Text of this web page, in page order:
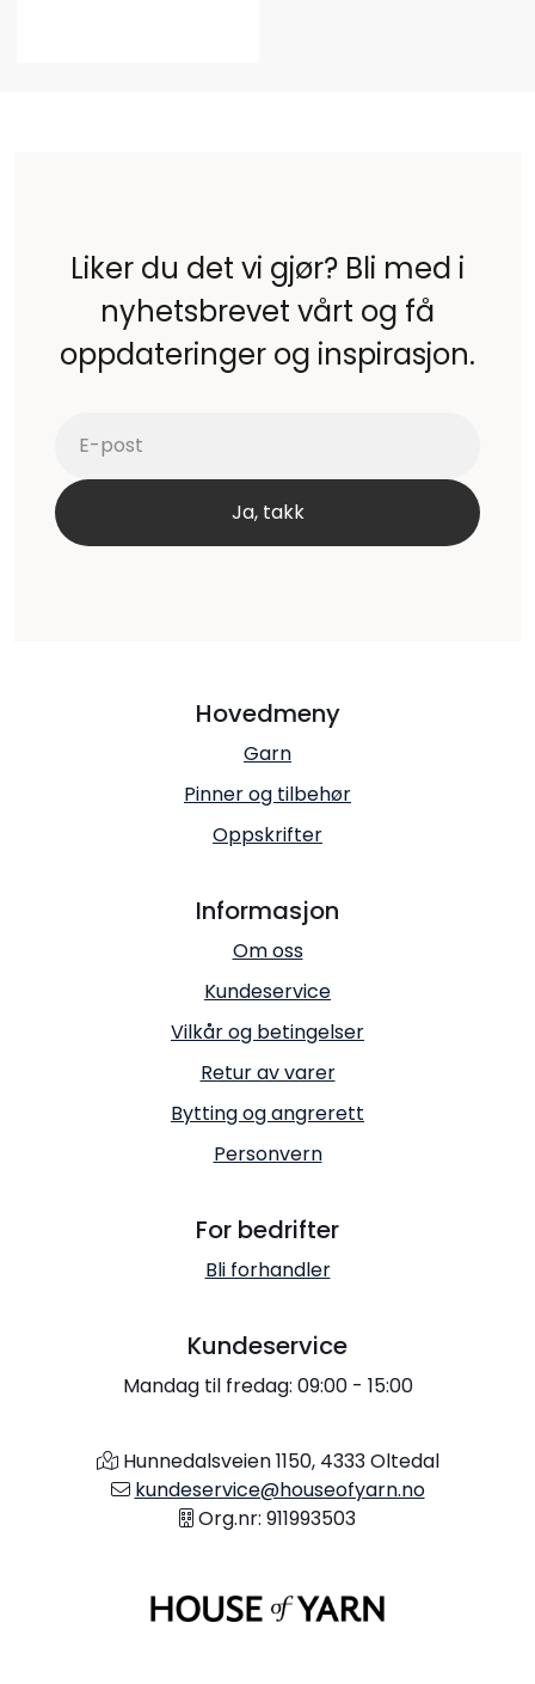
Liker du det vi gjør? Bli med i
nyhetsbrevet vårt og få
oppdateringer og inspirasjon.
Hovedmeny
Garn
Pinner og tilbehør
Oppskrifter
Informasjon
Om oss
Kundeservice
Vilkår og betingelser
Retur av varer
Bytting og angrerett
Personvern
For bedrifter
Bli forhandler
Kundeservice
Mandag til fredag: 09:00 - 15:00
Hunnedalsveien 1150, 4333 Oltedal
kundeservice@houseofyarn.no
Org.nr: 911993503